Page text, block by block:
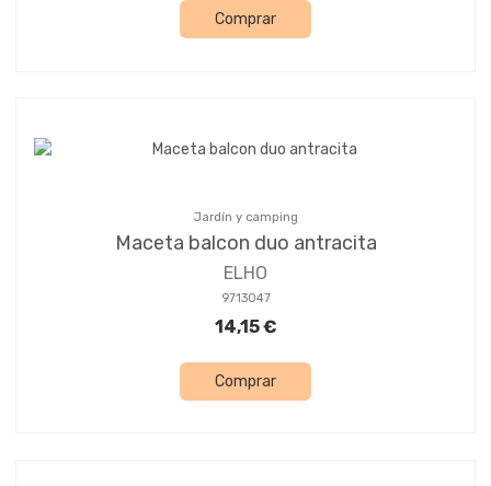
Comprar
Jardín y camping
Maceta balcon duo antracita
ELHO
9713047
14,15 €
Comprar